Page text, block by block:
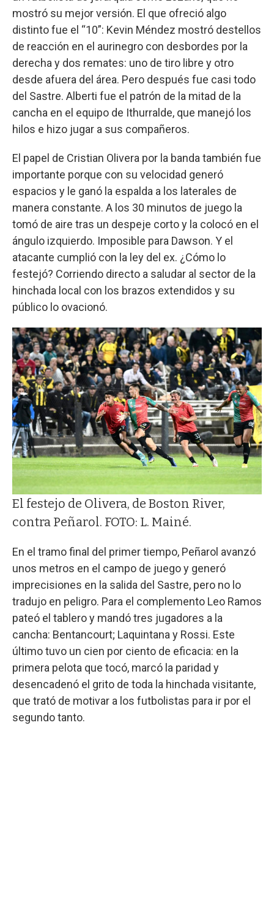
mostró su mejor versión. El que ofreció algo
distinto fue el “10”: Kevin Méndez mostró destellos
de reacción en el aurinegro con desbordes por la
derecha y dos remates: uno de tiro libre y otro
desde afuera del área. Pero después fue casi todo
del Sastre. Alberti fue el patrón de la mitad de la
cancha en el equipo de Ithurralde, que manejó los
hilos e hizo jugar a sus compañeros.
El papel de Cristian Olivera por la banda también fue
importante porque con su velocidad generó
espacios y le ganó la espalda a los laterales de
manera constante. A los 30 minutos de juego la
tomó de aire tras un despeje corto y la colocó en el
ángulo izquierdo. Imposible para Dawson. Y el
atacante cumplió con la ley del ex. ¿Cómo lo
festejó? Corriendo directo a saludar al sector de la
hinchada local con los brazos extendidos y su
público lo ovacionó.
El festejo de Olivera, de Boston River,
contra Peñarol. FOTO: L. Mainé.
En el tramo final del primer tiempo, Peñarol avanzó
unos metros en el campo de juego y generó
imprecisiones en la salida del Sastre, pero no lo
tradujo en peligro. Para el complemento Leo Ramos
pateó el tablero y mandó tres jugadores a la
cancha: Bentancourt; Laquintana y Rossi. Este
último tuvo un cien por ciento de eficacia: en la
primera pelota que tocó, marcó la paridad y
desencadenó el grito de toda la hinchada visitante,
que trató de motivar a los futbolistas para ir por el
segundo tanto.